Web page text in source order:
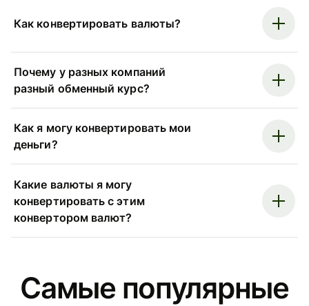
Как конвертировать валюты?
Почему у разных компаний
разный обменный курс?
Как я могу конвертировать мои
деньги?
Какие валюты я могу
конвертировать с этим
конвертором валют?
Самые популярные